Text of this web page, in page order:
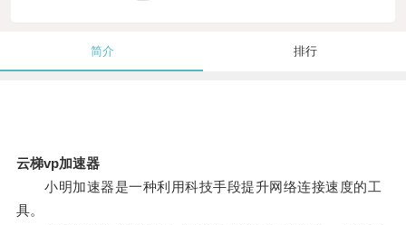
简介 排行
云梯vp加速器
小明加速器是一种利用科技手段提升网络连接速度的工
具。